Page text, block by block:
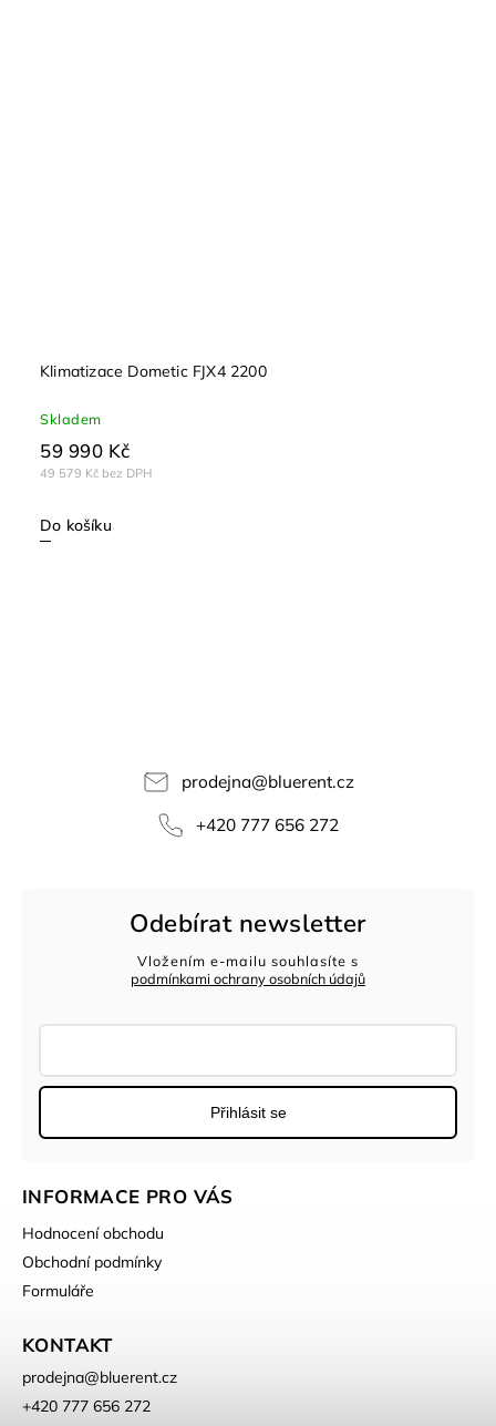
Klimatizace Dometic FJX4 2200
Skladem
49 579 Kč bez DPH
59 990 Kč
Do košíku
prodejna@bluerent.cz
+420 777 656 272
Odebírat newsletter
Vložením e-mailu souhlasíte s
podmínkami ochrany osobních údajů
Přihlásit se
INFORMACE PRO VÁS
Hodnocení obchodu
Obchodní podmínky
Formuláře
KONTAKT
prodejna@bluerent.cz
+420 777 656 272